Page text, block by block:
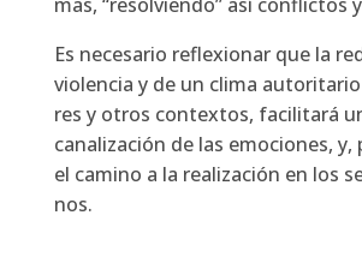
Es nece­sa­rio refle­xio­nar que la
vio­len­cia y de un cli­ma
res y otros con­tex­tos, faci­li­ta­rá
cana­li­za­ción de las emo­cio­nes,
el camino a la rea­li­za­ción en los
nos.